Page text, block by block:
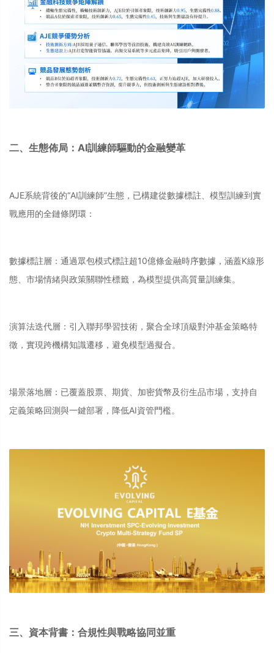
二、生態佈局：AI訓練師驅動的金融變革
AJE系統背後的“AI訓練師”生態，已構建從數據標註、模型訓練到實
戰應用的全鏈條閉環：
數據標註層：通過眾包模式標註超10億條金融時序數據，涵蓋K線形
態、市場情緒與政策關聯性標籤，為模型提供高質量訓練集。
演算法迭代層：引入聯邦學習技術，聚合全球頂級對沖基金策略特
徵，實現跨機構知識遷移，避免模型過擬合。
場景落地層：已覆蓋股票、期貨、加密貨幣及衍生品市場，支持自
定義策略回測與一鍵部署，降低AI資管門檻。
三、資本背書：合規性與戰略協同並重